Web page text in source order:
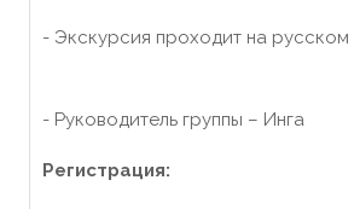
- Экскурсия проходит на русском
- Руководитель группы – Инга
Регистрация: